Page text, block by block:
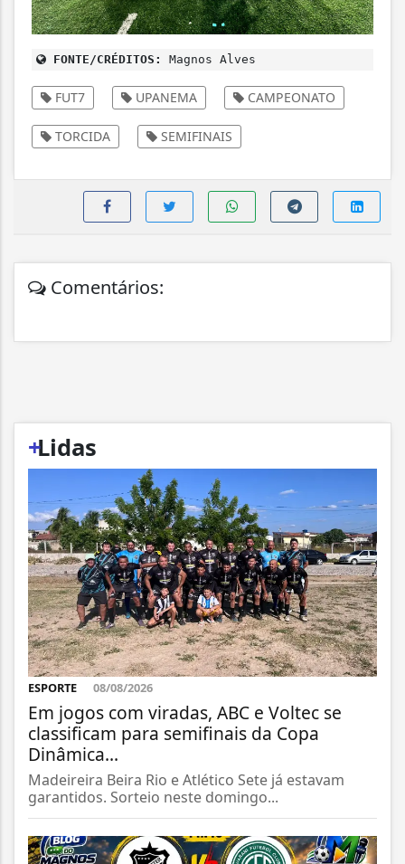
FONTE/CRÉDITOS: Magnos Alves
FUT7 UPANEMA CAMPEONATO
TORCIDA SEMIFINAIS
Comentários:
+
Lidas
ESPORTE 08/08/2026
Em jogos com viradas, ABC e Voltec se
classificam para semifinais da Copa
Dinâmica...
Madeireira Beira Rio e Atlético Sete já estavam
garantidos. Sorteio neste domingo...